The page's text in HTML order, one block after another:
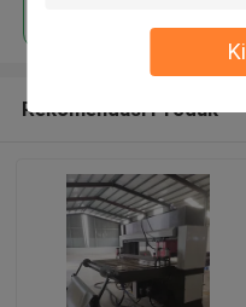
Rekomendasi Produk